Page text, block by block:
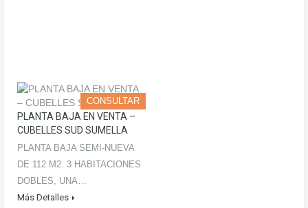
CONSULTAR
PLANTA BAJA EN VENTA –
CUBELLES SUD SUMELLA
PLANTA BAJA SEMI-NUEVA
DE 112 M2. 3 HABITACIONES
DOBLES, UNA…
Más Detalles